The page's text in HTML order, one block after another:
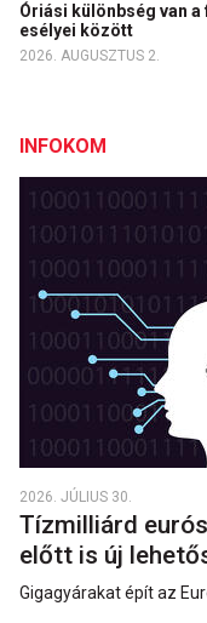
Óriási különbség van
esélyei között
2026. AUGUSZTUS 2.
INFOKOM
2026. JÚLIUS 30.
Tízmilliárd
előtt is új
Gigagyárakat épít az